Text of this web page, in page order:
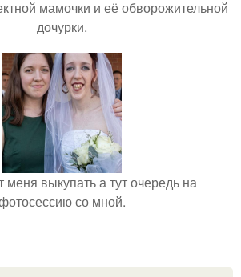
мамочки и её обворожительной
дочурки.
выкупать а тут очередь на
со мной.